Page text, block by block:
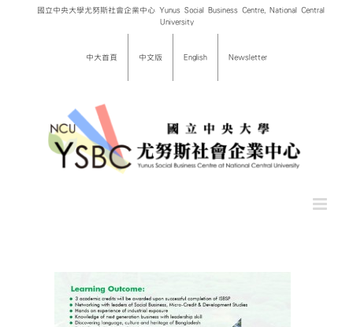
國立中央大學尤努斯社會企業中心 Yunus Social Business Centre, National Central
University
中大首頁 中文版 English Newsletter